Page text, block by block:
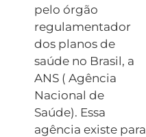
pelo órgão
regulamentador
dos planos de
saúde no Brasil, a
ANS ( Agência
Nacional de
Saúde). Essa
agência existe para